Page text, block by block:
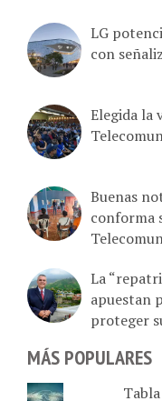
LG
con
Elegida la
Buenas
conforma
La
apuestan
proteger
MÁS POPULARES